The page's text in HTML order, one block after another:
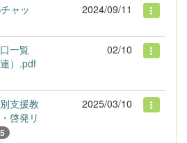
ャッ
2024/09/11
一覧
）.pdf
02/10
支援教
啓発リ
2025/03/10